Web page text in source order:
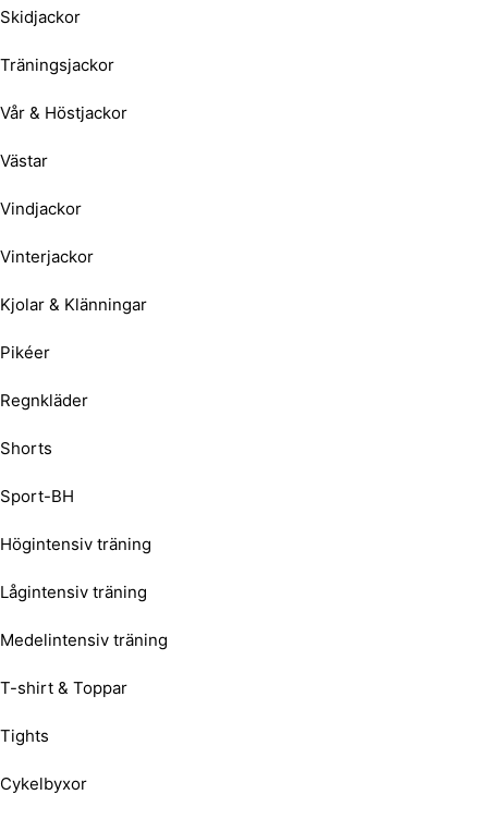
Skidjackor
Träningsjackor
Vår & Höstjackor
Västar
Vindjackor
Vinterjackor
Kjolar & Klänningar
Pikéer
Regnkläder
Shorts
Sport-BH
Högintensiv träning
Lågintensiv träning
Medelintensiv träning
T-shirt & Toppar
Tights
Cykelbyxor